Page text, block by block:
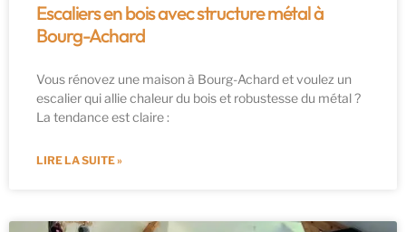
Escaliers en bois avec structure métal à
Bourg-Achard
Vous rénovez une maison à Bourg-Achard et voulez un
escalier qui allie chaleur du bois et robustesse du métal ?
La tendance est claire :
LIRE LA SUITE »